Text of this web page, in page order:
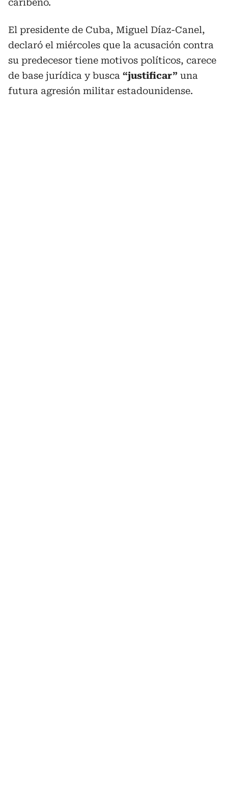
caribeño.
El presidente de Cuba, Miguel Díaz-Canel,
declaró el miércoles que la acusación contra
su predecesor tiene motivos políticos, carece
de base jurídica y busca “justificar” una
futura agresión militar estadounidense.